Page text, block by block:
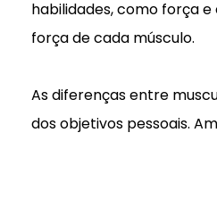
habilidades, como força
força de cada músculo.
As diferenças entre
dos objetivos pessoais.